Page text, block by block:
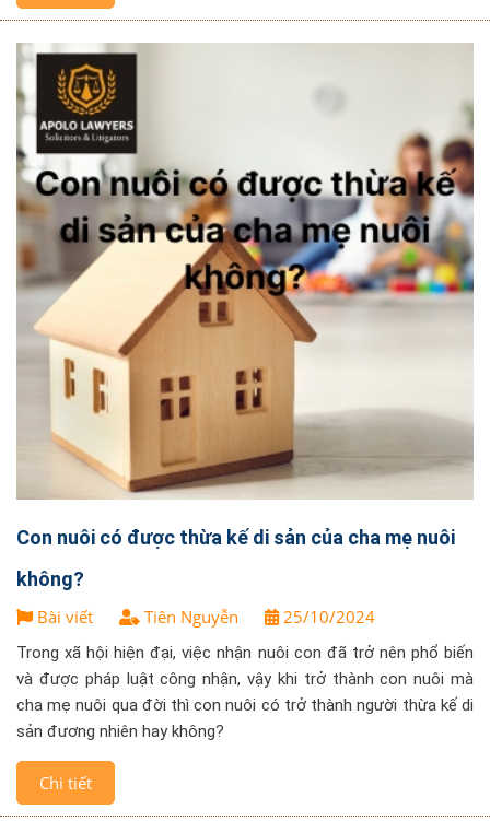
Con nuôi có được thừa kế di sản của cha mẹ nuôi
không?
Bài viết Tiên Nguyễn 25/10/2024
Trong xã hội hiện đại, việc nhận nuôi con đã trở nên phổ biến
và được pháp luật công nhận, vậy khi trở thành con nuôi mà
cha mẹ nuôi qua đời thì con nuôi có trở thành người thừa kế di
sản đương nhiên hay không?
Chi tiết